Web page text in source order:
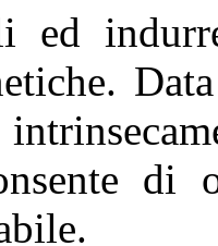
ed
di